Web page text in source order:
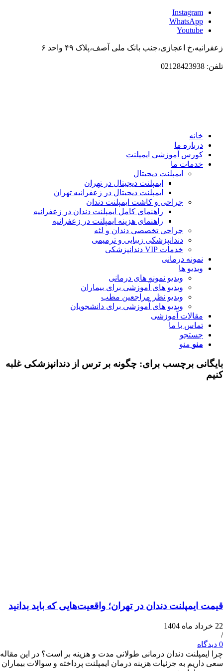
اعجازی،جنب بانک ملی آصف،پلاک ۴۹ واحد ۶
ما
آموزشی ایمپلنت
ما
ایمپلنت دیجیتال
ایمپلنت دیجیتال در تهران
ایمپلنت دیجیتال در زعفرانیه تهران
جراحی و کاشت ایمپلنت دندان
راهنمای کامل ایمپلنت دندان در زعفرانیه
راهنمای هزینه ایمپلنت در زعفرانیه
جراحی تخصصی دندان و لثه
دندانپزشکی زیبایی و ترمیمی
خدمات VIP دندانپزشکی
درمانی
ها
ویدیو نمونه های درمانی
ویدیو های آموزشی برای بیماران
ویدیو نظر مراجعین مطب
ویدیو های آموزشی برای دانشجویان
آموزشی
با ما
منو
برچسب برای: چگونه بر ترس از دندانپزشکی غلبه
دندان در تهران؛ واقعیت‌هایی که باید بدانید
دندان درمانی طولانی مدت و هزینه بر است؟ در این مقاله
به جزئیات هزینه درمان ایمپلنت پرداخته و سوالات بیماران